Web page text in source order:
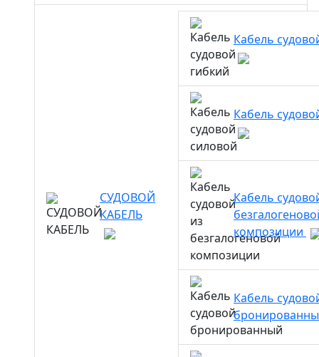
СУДОВОЙ
КАБЕЛЬ
Кабель
Кабель
Кабель
композиции
Кабель